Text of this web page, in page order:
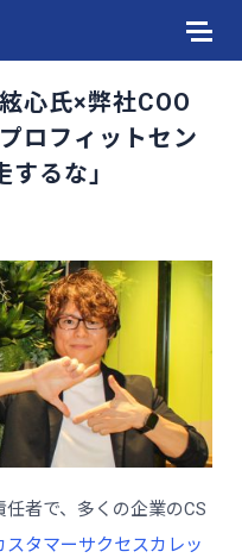
心氏×弊社COO
ロフィットセン
るな」
者で、多くの企業のCS
スタマーサクセスカレッ